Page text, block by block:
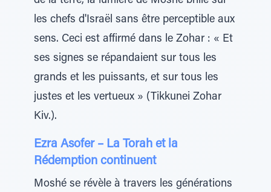
les chefs d'Israël sans être perceptible aux
sens. Ceci est affirmé dans le Zohar : « Et
ses signes se répandaient sur tous les
grands et les puissants, et sur tous les
justes et les vertueux » (Tikkunei Zohar
Kiv.).
Ezra Asofer – La Torah et la
Rédemption continuent
Moshé se révèle à travers les générations